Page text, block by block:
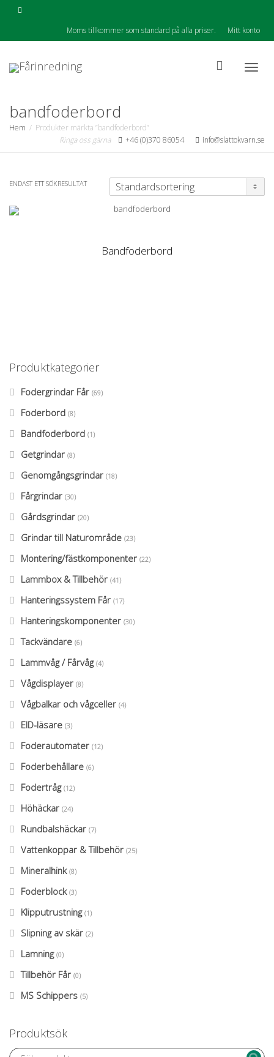
Moms tillkommer som standard på alla priser. Mitt konto
bandfoderbord
Hem
Produkter märkta ”bandfoderbord”
Ringa oss gärna
+46 (0)370 86054 info@slattokvarn.se
ENDAST ETT SÖKRESULTAT
Bandfoderbord
Produktkategorier
Fodergrindar Får (69)
Foderbord (8)
Bandfoderbord (1)
Getgrindar (8)
Genomgångsgrindar (18)
Fårgrindar (30)
Gårdsgrindar (20)
Grindar till Naturområde (23)
Montering/fästkomponenter (22)
Lammbox & Tillbehör (41)
Hanteringssystem Får (17)
Hanteringskomponenter (30)
Tackvändare (6)
Lammvåg / Fårvåg (4)
Vågdisplayer (8)
Vågbalkar och vågceller (4)
EID-läsare (3)
Foderautomater (12)
Foderbehållare (6)
Fodertråg (12)
Höhäckar (24)
Rundbalshäckar (7)
Vattenkoppar & Tillbehör (25)
Mineralhink (8)
Foderblock (3)
Klipputrustning (1)
Slipning av skär (2)
Lamning (0)
Tillbehör Får (0)
MS Schippers (5)
Produktsök